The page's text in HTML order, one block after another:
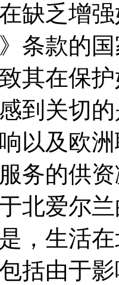
缺乏增
条款的
其在保
到关切
以及欧
务的供
北爱尔
，生活
括由于